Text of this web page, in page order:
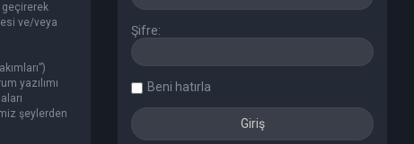
ve/veya
yazılımı
şeylerden
Şifre:
Beni hatırla